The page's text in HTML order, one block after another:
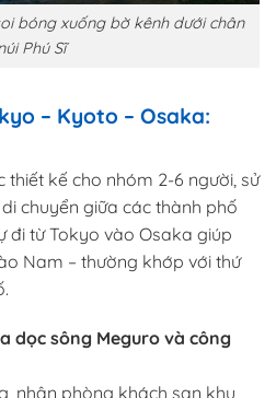
bóng xuống bờ kênh dưới chân
Phú Sĩ
– Kyoto – Osaka:
kế cho nhóm 2-6 người, sử
chuyển giữa các thành phố
đi từ Tokyo vào Osaka giúp
Nam – thường khớp với thứ
dọc sông Meguro và công
nhận phòng khách sạn khu